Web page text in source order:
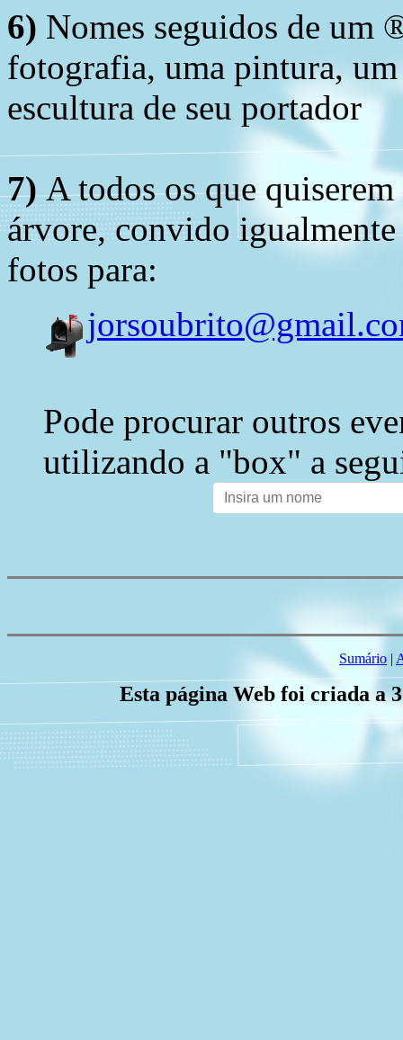
6) Nomes seguidos de um
fotografia, uma pintura,
escultura de seu portador
7)A todos os que
árvore, convido
fotos para:
Pode procurar outros
utilizando a "box" a
Sumário |
Esta página Web foi criada a